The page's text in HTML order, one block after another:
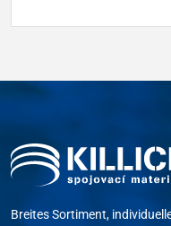
Breites Sortiment,